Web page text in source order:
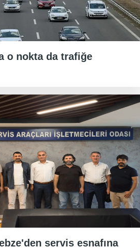
o nokta da trafiğe
servis esnafına